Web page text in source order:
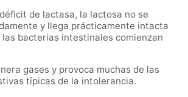
de lactasa, la lactosa no se
y llega prácticamente intacta
las bacterias intestinales comienzan
gases y provoca muchas de las
típicas de la intolerancia.